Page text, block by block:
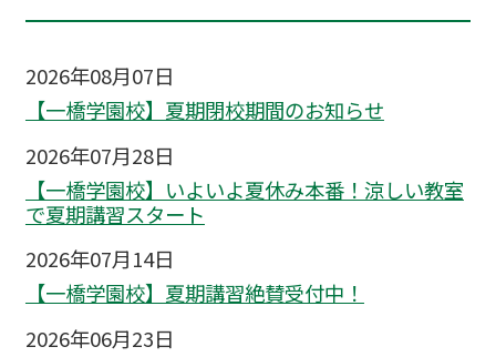
2026年08月07日
【一橋学園校】夏期閉校期間のお知らせ
2026年07月28日
【一橋学園校】いよいよ夏休み本番！涼しい教室
で夏期講習スタート
2026年07月14日
【一橋学園校】夏期講習絶賛受付中！
2026年06月23日